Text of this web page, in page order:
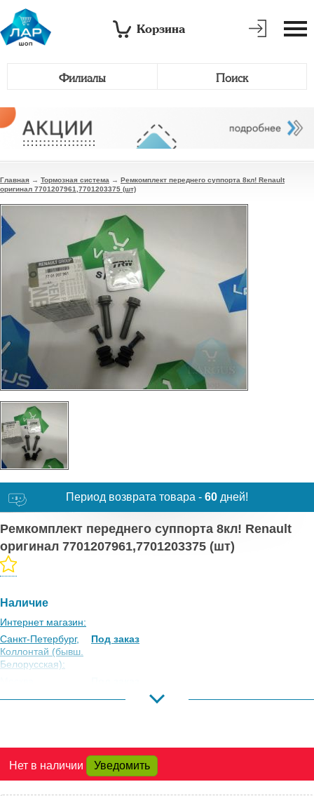
Корзина
Филиалы Поиск
Главная → Тормозная система → Ремкомплект переднего суппорта 8кл! Renault
оригинал 7701207961,7701203375 (шт)
Период возврата товара - 60 дней!
Ремкомплект переднего суппорта 8кл! Renault
оригинал 7701207961,7701203375 (шт)
Наличие
Интернет магазин:
Санкт-Петербург,
Коллонтай (бывш.
Белорусская):
Под заказ
Краснодар:
Под заказ
Нет в наличии Уведомить